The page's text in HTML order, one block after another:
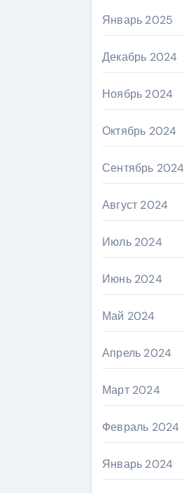
Январь 2025
Декабрь 2024
Ноябрь 2024
Октябрь 2024
Сентябрь 2024
Август 2024
Июль 2024
Июнь 2024
Май 2024
Апрель 2024
Март 2024
Февраль 2024
Январь 2024